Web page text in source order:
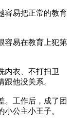
容易把正常的教育
容易在教育上犯第
内衣、不打扫卫
他没关系。
。工作后，成了团
公主小王子。